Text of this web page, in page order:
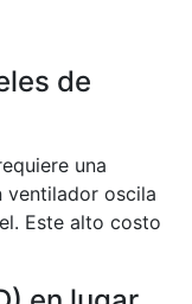
de
una
ventilador oscila
Este alto costo